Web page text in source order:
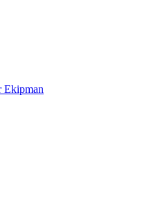
Ekipman